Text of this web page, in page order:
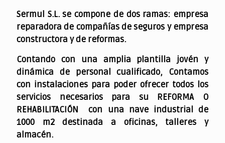
Sermul S.L. se compone de dos ramas: empresa
reparadora de compañías de seguros y empresa
constructora y de reformas.
Contando con una amplia plantilla jovén y
dinámica de personal cualificado, Contamos
con instalaciones para poder ofrecer todos los
servicios necesarios para su REFORMA O
REHABILITACIÓN con una nave industrial de
1000 m2 destinada a oficinas, talleres y
almacén.